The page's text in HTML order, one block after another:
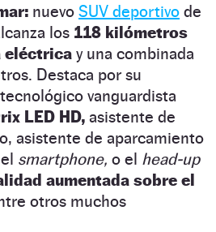
nuevo SUV deportivo de
los 118 kilómetros
eléctrica y una combinada
Destaca por su
vanguardista
LED HD, asistente de
asistente de aparcamiento
smartphone, o el head-up
aumentada sobre el
otros muchos